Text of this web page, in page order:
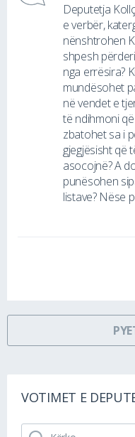
Deputetja
e verbër,
nënshtrohen
shpesh
nga errësira?
mundësohet
në vendet e
të ndihmoni
zbatohet sa i
gjegjësisht që
asocojnë? A
punësohen
listave? Nëse
VOTIMET E